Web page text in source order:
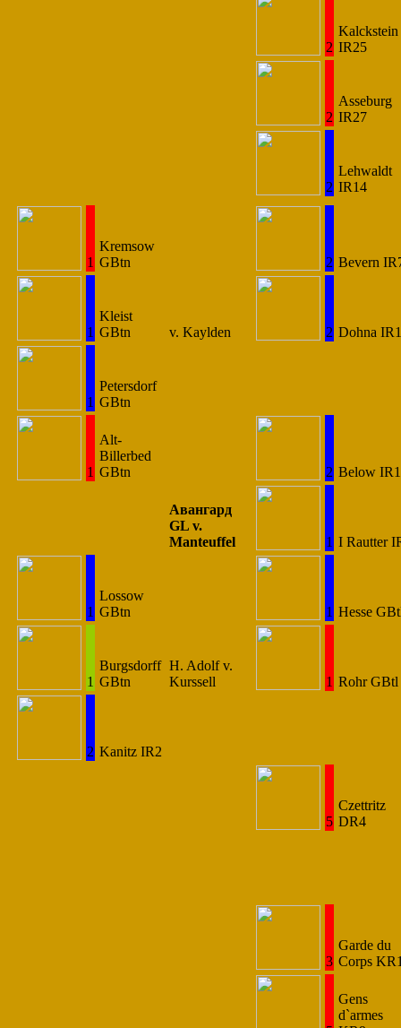
2
Kalckstein
IR25
2
Asseburg
IR27
2
Lehwaldt
IR14
1
Kremsow
GBtn
2 Bevern
1
Kleist
GBtn
v. Kaylden 2 Dohna
1
Petersdorf
GBtn
1
Alt-
Billerbed
GBtn
2 Below
Авангард
GL v.
Manteuffel
1 I Rautter
1
Lossow
GBtn
1 Hesse
1
Burgsdorff
GBtn
H. Adolf v.
Kurssell
1 Rohr GBtl
2 Kanitz IR2
5
Czettritz
DR4
3
Garde du
Corps
Gens
d`armes